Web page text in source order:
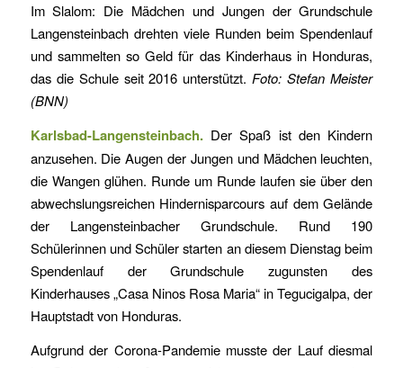
Im Slalom: Die Mädchen und Jungen der Grundschule
Langensteinbach drehten viele Runden beim Spendenlauf
und sammelten so Geld für das Kinderhaus in Honduras,
das die Schule seit 2016 unterstützt.Foto: Stefan Meister
(BNN)
Karlsbad-Langensteinbach.Der Spaß ist den Kindern
anzusehen. Die Augen der Jungen und Mädchen leuchten,
die Wangen glühen. Runde um Runde laufen sie über den
abwechslungsreichen Hindernisparcours auf dem Gelände
der Langensteinbacher Grundschule. Rund 190
Schülerinnen und Schüler starten an diesem Dienstag beim
Spendenlauf der Grundschule zugunsten des
Kinderhauses „Casa Ninos Rosa Maria“ in Tegucigalpa, der
Hauptstadt von Honduras.
Aufgrund der Corona-Pandemie musste der Lauf diesmal